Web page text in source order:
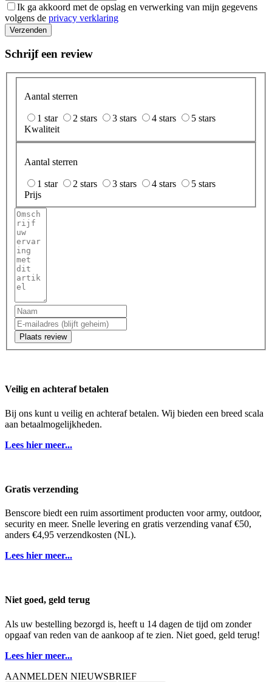
Ik ga akkoord met de opslag en verwerking van mijn gegevens
volgens de privacy verklaring
Verzenden
Schrijf een review
Aantal sterren
1 star 2 stars 3 stars 4 stars
5 stars
Kwaliteit
Aantal sterren
1 star 2 stars 3 stars 4 stars
5 stars
Prijs
Plaats review
Veilig en achteraf betalen
Bij ons kunt u veilig en achteraf betalen. Wij bieden een breed scala
aan betaalmogelijkheden.
Lees hier meer...
Gratis verzending
Benscore biedt een ruim assortiment producten voor army, outdoor,
security en meer. Snelle levering en gratis verzending vanaf €50,
anders €4,95 verzendkosten (NL).
Lees hier meer...
Niet goed, geld terug
Als uw bestelling bezorgd is, heeft u 14 dagen de tijd om zonder
opgaaf van reden van de aankoop af te zien. Niet goed, geld terug!
Lees hier meer...
AANMELDEN NIEUWSBRIEF